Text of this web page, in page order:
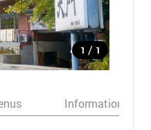
1 / 1
Informations